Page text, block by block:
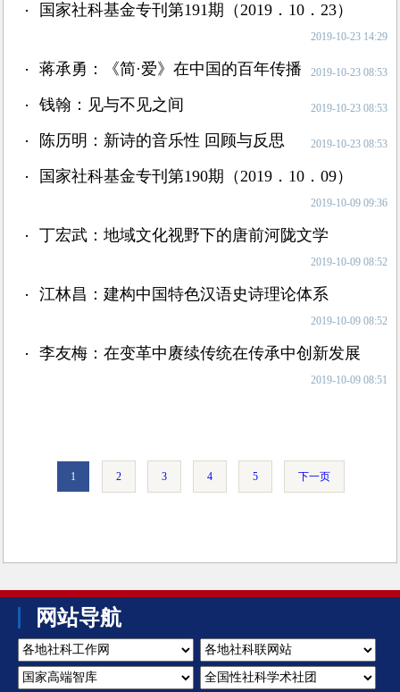
国家社科基金专刊第191期（2019．10．23）
2019-10-23 14:29
蒋承勇：《简·爱》在中国的百年传播 2019-10-23 08:53
钱翰：见与不见之间 2019-10-23 08:53
陈历明：新诗的音乐性 回顾与反思 2019-10-23 08:53
国家社科基金专刊第190期（2019．10．09）
2019-10-09 09:36
丁宏武：地域文化视野下的唐前河陇文学
2019-10-09 08:52
江林昌：建构中国特色汉语史诗理论体系
2019-10-09 08:52
李友梅：在变革中赓续传统在传承中创新发展
2019-10-09 08:51
1 2 3 4 5 下一页
网站导航